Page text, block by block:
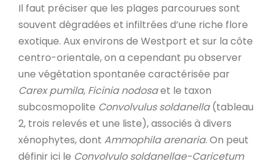
Il faut préciser que les plages parcourues sont
souvent dégradées et infiltrées d’une riche flore
exotique. Aux environs de Westport et sur la côte
centro-orientale, on a cependant pu observer
une végétation spontanée caractérisée par
Carex pumila, Ficinia nodosaet le taxon
subcosmopolite Convolvulus soldanella(tableau
2, trois relevés et une liste), associés à divers
xénophytes, dont Ammophila arenaria. On peut
définir ici le Convolvulo soldanellae-Caricetum